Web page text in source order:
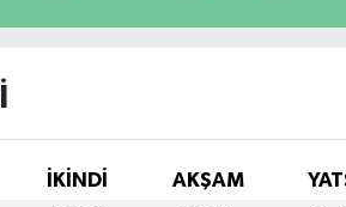
İKINDI AKŞAM